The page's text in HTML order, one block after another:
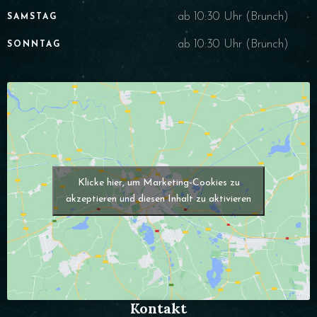
SAMSTAG ab 10:30 Uhr (Brunch)
SONNTAG ab 10:30 Uhr (Brunch)
Klicke hier, um Marketing-Cookies zu
akzeptieren und diesen Inhalt zu aktivieren
Kontakt